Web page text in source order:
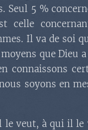
Seul 5 %
celle
Il va de soi
que Dieu
connaissons
soyons en
le veut, à qui il le